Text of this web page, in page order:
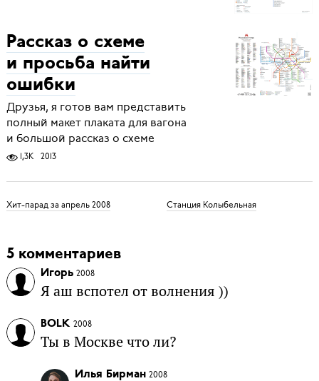
Рассказ о схеме
и просьба найти
ошибки
Друзья, я готов вам представить
полный макет плаката для вагона
и большой рассказ о схеме
1,3K 2013
Хит-парад за апрель 2008 Станция Колыбельная
5 комментариев
Игорь 2008
Я аш вспотел от волнения ))
BOLK 2008
Ты в Москве что ли?
Илья Бирман 2008